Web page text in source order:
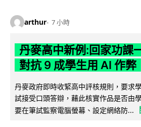
arthur 7 小時
丹麥高中新例:回家功課
對抗 9 成學生用 AI 作弊
丹麥政府即時收緊高中評核規則，要求
試接受口頭答辯，藉此核實作品是否由
要在筆試監察電腦螢幕、設定網絡防...